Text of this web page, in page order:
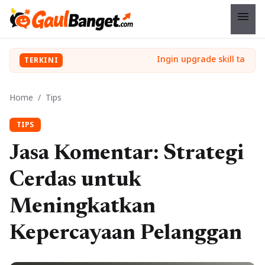
menu
TERKINI
Home / Tips
TIPS
Jasa Komentar: Strategi
Cerdas untuk
Meningkatkan
Kepercayaan Pelanggan